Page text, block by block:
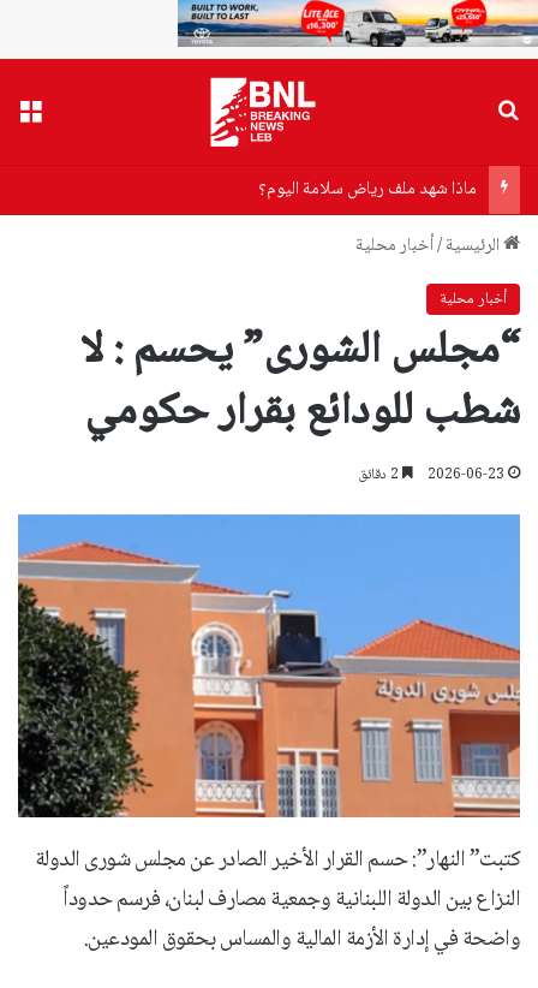
ماذا شهد ملف رياض سلامة اليوم؟
الرئيسية/أخبار محلية
أخبار محلية
“مجلس الشورى” يحسم : لا
شطب للودائع بقرار حكومي
2026-06-23
كتبت” النهار”: حسم القرار الأخير الصادر عن مجلس شورى الدولة
النزاع بين الدولة اللبنانية وجمعية مصارف لبنان، فرسم حدوداً
واضحة في إدارة الأزمة المالية والمساس بحقوق المودعين.